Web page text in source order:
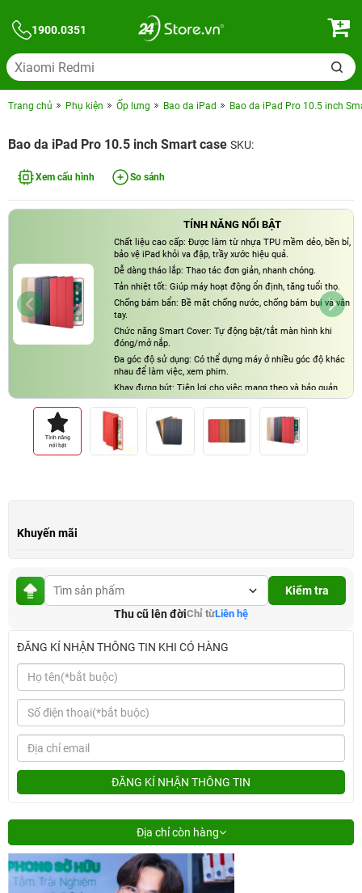
1900.0351
Trang chủ Phụ kiện Ốp lưng Bao da iPad Bao da iPad Pro 10.5 inch
Bao da iPad Pro 10.5 inch Smart case SKU:
Xem cấu hình So sánh
TÍNH NĂNG NỔI BẬT
Chất liệu cao cấp: Được làm từ nhựa TPU mềm dẻo, bền bỉ,
bảo vệ iPad khỏi va đập, trầy xước hiệu quả.
Dễ dàng tháo lắp: Thao tác đơn giản, nhanh chóng.
Tản nhiệt tốt: Giúp máy hoạt động ổn định, tăng tuổi thọ.
Chống bám bẩn: Bề mặt chống nước, chống bám bụi và vân
tay.
Chức năng Smart Cover: Tự động bật/tắt màn hình khi
đóng/mở nắp.
Đa góc độ sử dụng: Có thể dựng máy ở nhiều góc độ khác
nhau để làm việc, xem phim.
Khay đựng bút: Tiện lợi cho việc mang theo và bảo quản
bút Apple Pencil.
Kiểu dáng thời trang: Thiết kế nhỏ gọn, sang trọng, nhiều
màu sắc đẹp mắt.
Khuyến mãi
Kiểm tra
Thu cũ lên đờiChỉ từLiên hệ
ĐĂNG KÍ NHẬN THÔNG TIN KHI CÓ HÀNG
ĐĂNG KÍ NHẬN THÔNG TIN
Địa chỉ còn hàng